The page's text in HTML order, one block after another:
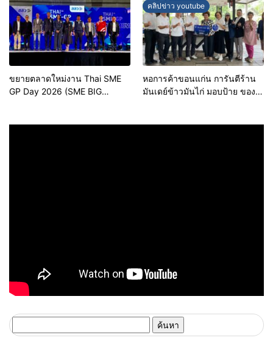
ขยายตลาดใหม่งาน Thai SME
GP Day 2026 (SME BIG
คลิปข่าว youtube
หอการค้าขอนแก่น การันตีร้าน
มันเดย์ข้าวมันไก่ มอบป้าย ของดี
สำหรับ: